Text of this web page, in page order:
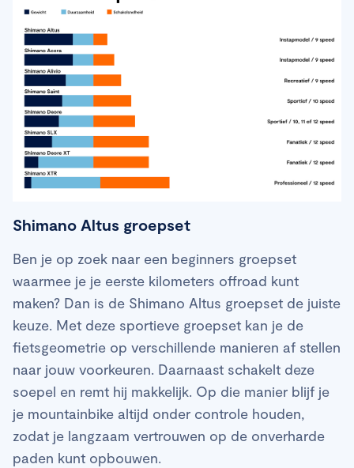
Shimano Altus groepset
Ben je op zoek naar een beginners groepset
waarmee je je eerste kilometers offroad kunt
maken? Dan is de Shimano Altus groepset de juiste
keuze. Met deze sportieve groepset kan je de
fietsgeometrie op verschillende manieren af stellen
naar jouw voorkeuren. Daarnaast schakelt deze
soepel en remt hij makkelijk. Op die manier blijf je
je mountainbike altijd onder controle houden,
zodat je langzaam vertrouwen op de onverharde
paden kunt opbouwen.